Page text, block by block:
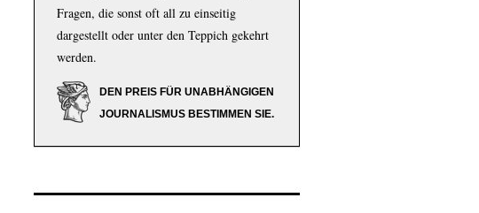
Fragen, die sonst oft all zu einseitig
dargestellt oder unter den Teppich gekehrt
werden.
DEN PREIS FÜR UNABHÄNGIGEN
JOURNALISMUS BESTIMMEN SIE.